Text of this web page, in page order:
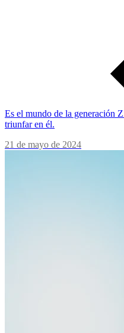
Es el mundo de la generación
triunfar en él.
21 de mayo de 2024